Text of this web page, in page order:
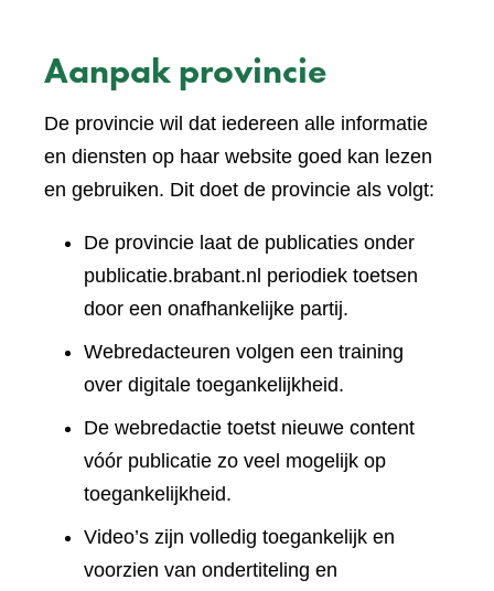
Aanpak provincie
De provincie wil dat iedereen alle informatie
en diensten op haar website goed kan lezen
en gebruiken. Dit doet de provincie als volgt:
De provincie laat de publicaties onder
publicatie.brabant.nl periodiek toetsen
door een onafhankelijke partij.
Webredacteuren volgen een training
over digitale toegankelijkheid.
De webredactie toetst nieuwe content
vóór publicatie zo veel mogelijk op
toegankelijkheid.
Video’s zijn volledig toegankelijk en
voorzien van ondertiteling en